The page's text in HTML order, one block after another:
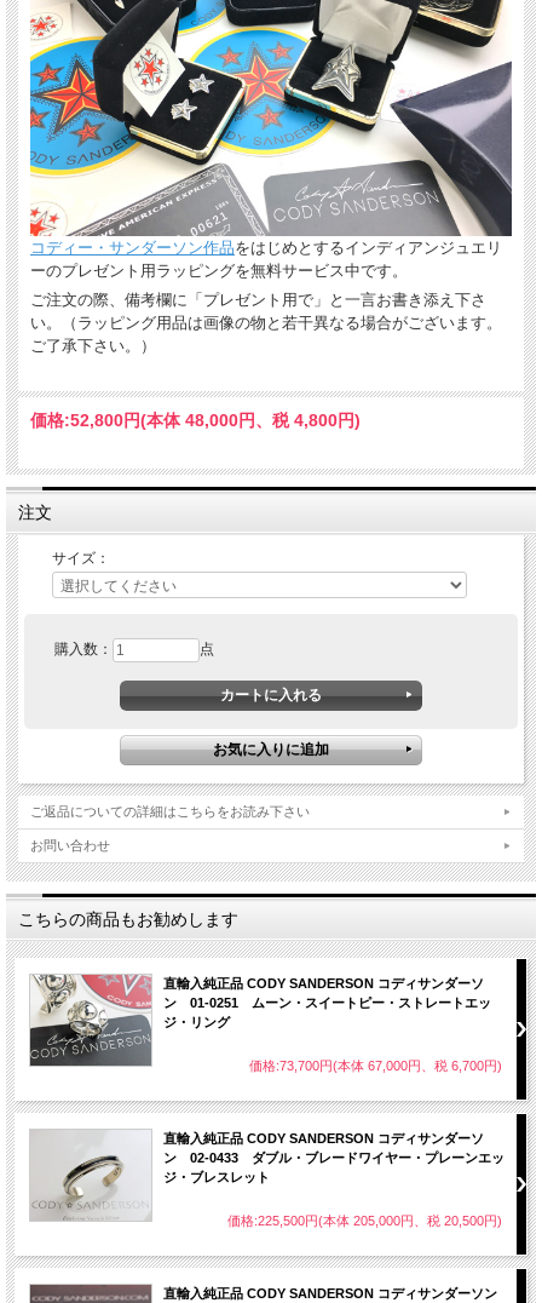
コディー・サンダーソン作品をはじめとするインディアンジュエリ
ーのプレゼント用ラッピングを無料サービス中です。
ご注文の際、備考欄に「プレゼント用で」と一言お書き添え下さ
い。（ラッピング用品は画像の物と若干異なる場合がございます。
ご了承下さい。）
価格:52,800円(本体 48,000円、税 4,800円)
注文
サイズ：
購入数： 点
ご返品についての詳細はこちらをお読み下さい
お問い合わせ
こちらの商品もお勧めします
直輸入純正品 CODY SANDERSON コディサンダーソ
ン 01-0251 ムーン・スイートピー・ストレートエッ
ジ・リング
価格:73,700円(本体 67,000円、税 6,700円)
直輸入純正品 CODY SANDERSON コディサンダーソ
ン 02-0433 ダブル・ブレードワイヤー・プレーンエッ
ジ・ブレスレット
価格:225,500円(本体 205,000円、税 20,500円)
直輸入純正品 CODY SANDERSON コディサンダーソン